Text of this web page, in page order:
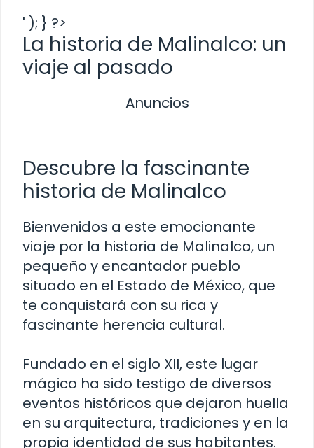
' ); } ?>
La historia de Malinalco: un
viaje al pasado
Anuncios
Descubre la fascinante
historia de Malinalco
Bienvenidos a este emocionante
viaje por la historia de Malinalco, un
pequeño y encantador pueblo
situado en el Estado de México, que
te conquistará con su rica y
fascinante herencia cultural.
Fundado en el siglo XII, este lugar
mágico ha sido testigo de diversos
eventos históricos que dejaron huella
en su arquitectura, tradiciones y en la
propia identidad de sus habitantes.